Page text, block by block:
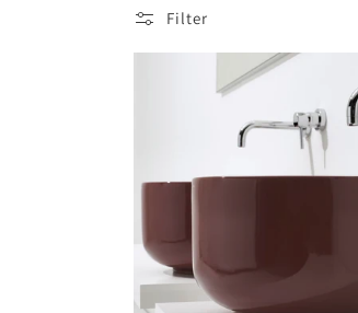
Filter